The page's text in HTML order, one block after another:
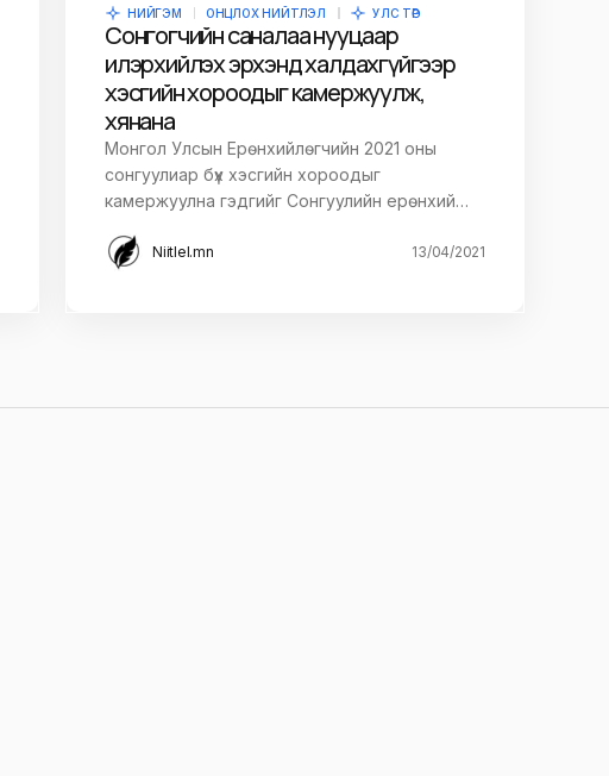
НИЙГЭМ ОНЦЛОХ НИЙТЛЭЛ УЛС ТӨР
Сонгогчийн саналаа нууцаар
илэрхийлэх эрхэнд халдахгүйгээр
хэсгийн хороодыг камержуулж,
хянана
Монгол Улсын Ерөнхийлөгчийн 2021 оны
сонгуулиар бүх хэсгийн хороодыг
камержуулна гэдгийг Сонгуулийн ерөнхий…
Niitlel.mn 13/04/2021